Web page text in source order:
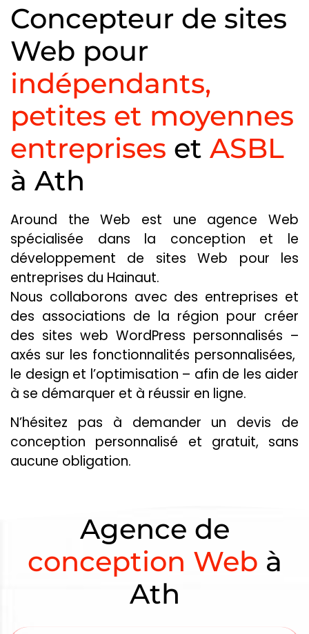
Concepteur de sites
Web pour
indépendants,
petites et moyennes
entreprises et ASBL
à Ath
Around the Web est une agence Web
spécialisée dans la conception et le
développement de sites Web pour les
entreprises du Hainaut.
Nous collaborons avec des entreprises et
des associations de la région pour créer
des sites web WordPress personnalisés –
axés sur les fonctionnalités personnalisées,
le design et l’optimisation – afin de les aider
à se démarquer et à réussir en ligne.
N’hésitez pas à demander un devis de
conception personnalisé et gratuit, sans
aucune obligation.
Agence de
conception Web à
Ath